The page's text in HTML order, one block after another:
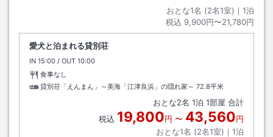
おとな1名 (2名1室)｜ 1泊
税込 9,900円〜21,780円
愛犬と泊まれる貸別荘
IN チェックイン
15:00 / OUT チェックアウト
10:00
食事なし
貸別荘「えんまん」～美海「江津良浜」の隠れ家～ 72.8平米
おとな2名 1泊 1部屋 合計
税込 19,800円 〜 43,560円
おとな1名 (2名1室)｜ 1泊